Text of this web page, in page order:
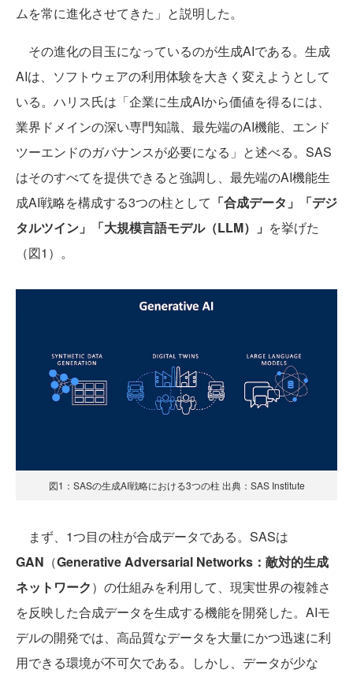
ムを常に進化させてきた」と説明した。
その進化の目玉になっているのが生成AIである。生成
AIは、ソフトウェアの利用体験を大きく変えようとして
いる。ハリス氏は「企業に生成AIから価値を得るには、
業界ドメインの深い専門知識、最先端のAI機能、エンド
ツーエンドのガバナンスが必要になる」と述べる。SAS
はそのすべてを提供できると強調し、最先端のAI機能生
成AI戦略を構成する3つの柱として 「合成データ」「デジ
タルツイン」「大規模言語モデル（LLM）」 を挙げた
（図1）。
図1：SASの生成AI戦略における3つの柱 出典：SAS Institute
まず、1つ目の柱が合成データである。SASは
GAN （Generative Adversarial Networks：敵対的生成
ネットワーク）の仕組みを利用して、現実世界の複雑さ
を反映した合成データを生成する機能を開発した。AIモ
デルの開発では、高品質なデータを大量にかつ迅速に利
用できる環境が不可欠である。しかし、データが少な